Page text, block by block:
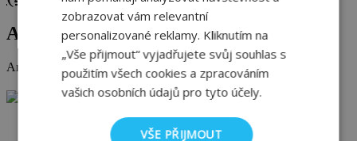
Archiv
Archiv
Novinky z webu Stavimezcihel.cz
Jak vybrat střešní tašku, aby vám střecha sloužila desítky let
zobrazovat vám relevantní
personalizované reklamy. Kliknutím na
„Vše přijmout“ vyjadřujete svůj souhlas s
použitím všech cookies a zpracováním
vašich osobních údajů pro tyto účely.
VŠE PŘIJMOUT